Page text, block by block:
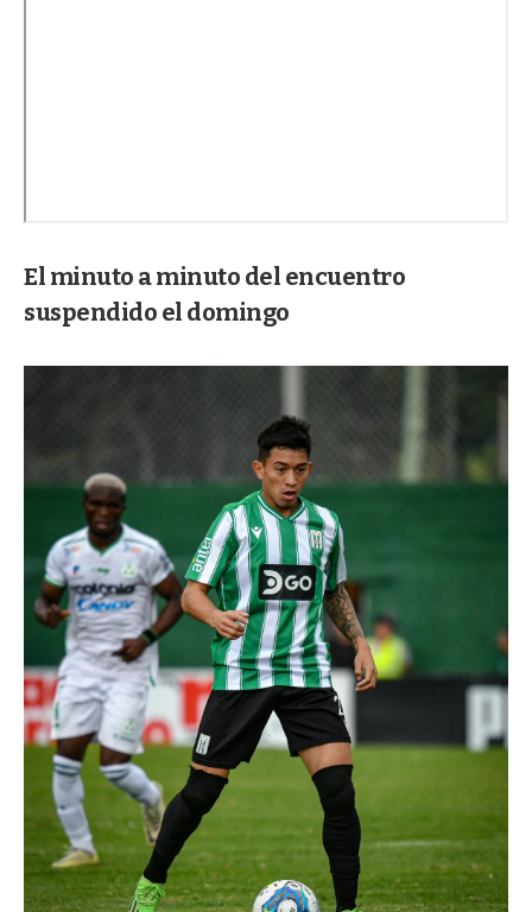
El minuto a minuto del encuentro
suspendido el domingo